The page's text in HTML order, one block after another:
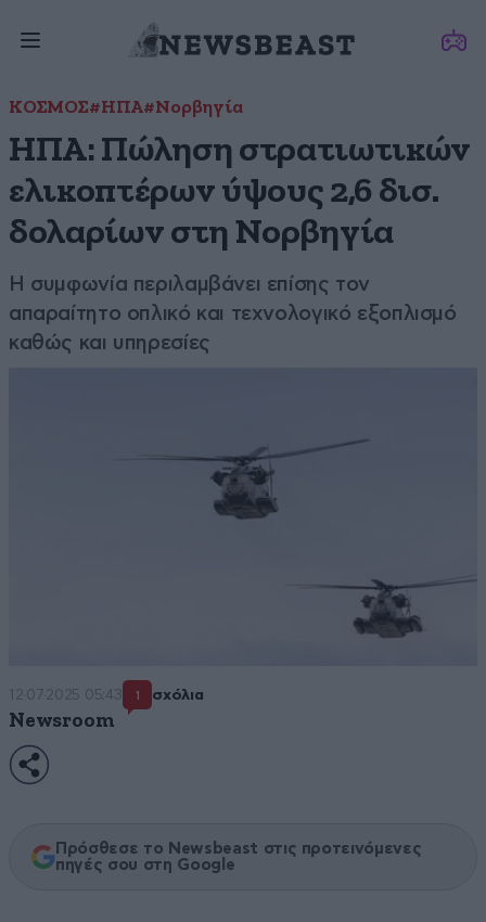
ΚΟΣΜΟΣ#ΗΠΑ#Νορβηγία
ΗΠΑ: Πώληση στρατιωτικών
ελικοπτέρων ύψους 2,6 δισ.
δολαρίων στη Νορβηγία
Η συμφωνία περιλαμβάνει επίσης τον
απαραίτητο οπλικό και τεχνολογικό εξοπλισμό
καθώς και υπηρεσίες
12·07·2025 05:43 1 σχόλια
Newsroom
Πρόσθεσε το Newsbeast στις προτεινόμενες
πηγές σου στη Google